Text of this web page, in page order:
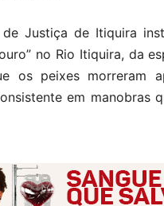
Justiça de Itiquira
no Rio Itiquira, da
os peixes morreram
em manobras